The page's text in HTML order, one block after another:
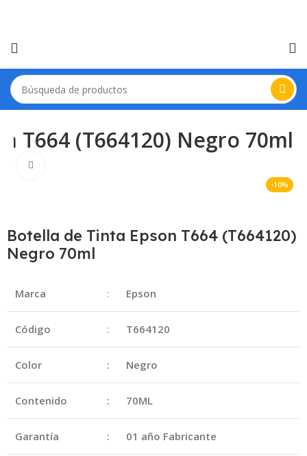
T664 (T664120) Negro 70ml
-10%
Botella de Tinta Epson T664 (T664120)
Negro 70ml
Marca : Epson
Código : T664120
Color : Negro
Contenido : 70ML
Garantía : 01 año Fabricante